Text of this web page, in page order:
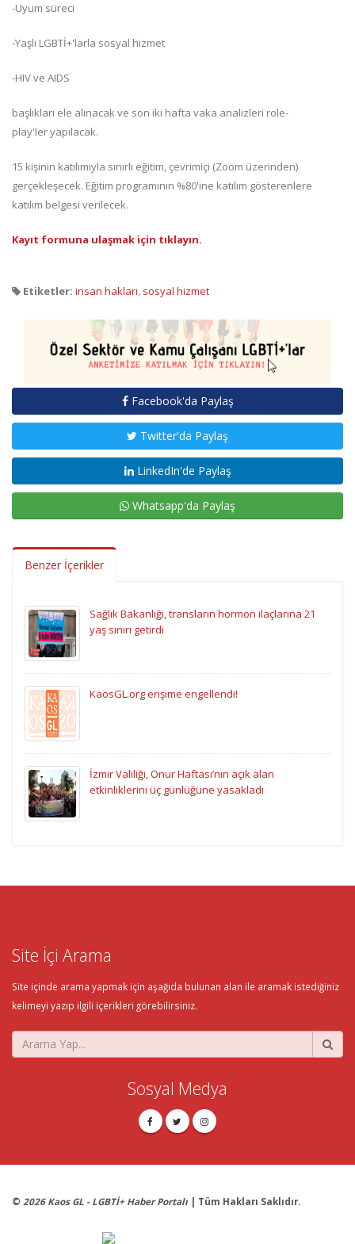
-Uyum süreci
-Yaşlı LGBTİ+'larla sosyal hizmet
-HIV ve AIDS
başlıkları ele alınacak ve son iki hafta vaka analizleri role-
play'ler yapılacak.
15 kişinin katılımıyla sınırlı eğitim, çevrimiçi (Zoom üzerinden)
gerçekleşecek. Eğitim programının %80'ine katılım gösterenlere
katılım belgesi verilecek.
Kayıt formuna ulaşmak için tıklayın.
Etiketler: insan hakları, sosyal hizmet
Facebook'da Paylaş
Twitter'da Paylaş
LinkedIn'de Paylaş
Whatsapp'da Paylaş
Benzer İçerikler
Sağlık Bakanlığı, transların hormon ilaçlarına 21
yaş sınırı getirdi
KaosGL.org erişime engellendi!
İzmir Valiliği, Onur Haftası’nın açık alan
etkinliklerini üç günlüğüne yasakladı
Site İçi Arama
Site içinde arama yapmak için aşağıda bulunan alan ile aramak istediğiniz
kelimeyi yazıp ilgili içerikleri görebilirsiniz.
Sosyal Medya
© 2026 Kaos GL - LGBTİ+ Haber Portalı | Tüm Hakları Saklıdır.